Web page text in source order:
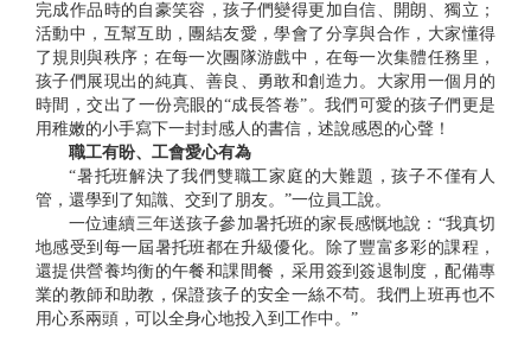
完成作品時的自豪笑容，孩子們變得更加自信、開朗、獨立；
活動中，互幫互助，團結友愛，學會了分享與合作，大家懂得
了規則與秩序；在每一次團隊游戲中，在每一次集體任務里，
孩子們展現出的純真、善良、勇敢和創造力。大家用一個月的
時間，交出了一份亮眼的“成長答卷”。我們可愛的孩子們更是
用稚嫩的小手寫下一封封感人的書信，述說感恩的心聲！
職工有盼、工會愛心有為
“暑托班解決了我們雙職工家庭的大難題，孩子不僅有人
管，還學到了知識、交到了朋友。”一位員工說。
一位連續三年送孩子參加暑托班的家長感慨地說：“我真切
地感受到每一屆暑托班都在升級優化。除了豐富多彩的課程，
還提供營養均衡的午餐和課間餐，采用簽到簽退制度，配備專
業的教師和助教，保證孩子的安全一絲不茍。我們上班再也不
用心系兩頭，可以全身心地投入到工作中。”